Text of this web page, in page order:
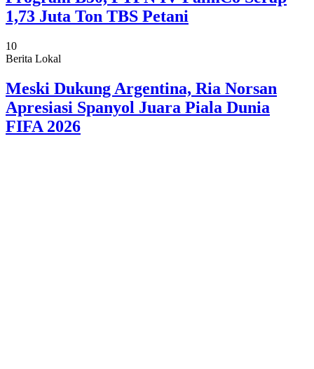
1,73 Juta Ton TBS Petani
10
Berita Lokal
Meski Dukung Argentina, Ria Norsan
Apresiasi Spanyol Juara Piala Dunia
FIFA 2026